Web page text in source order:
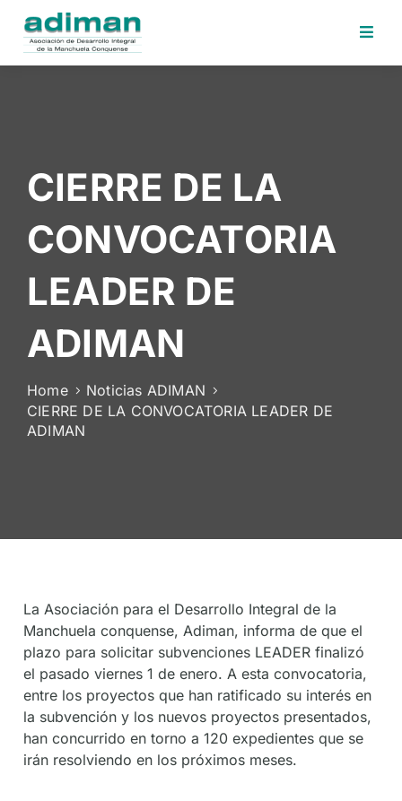
Desafios
Electrónica
Contratante
Noticias
Contacto
Area
De
Socios
CIERRE DE LA
CONVOCATORIA
LEADER DE
ADIMAN
Home
Noticias ADIMAN
CIERRE DE LA CONVOCATORIA LEADER DE
ADIMAN
La Asociación para el Desarrollo Integral de la
Manchuela conquense, Adiman, informa de que el
plazo para solicitar subvenciones LEADER finalizó
el pasado viernes 1 de enero. A esta convocatoria,
entre los proyectos que han ratificado su interés en
la subvención y los nuevos proyectos presentados,
han concurrido en torno a 120 expedientes que se
irán resolviendo en los próximos meses.